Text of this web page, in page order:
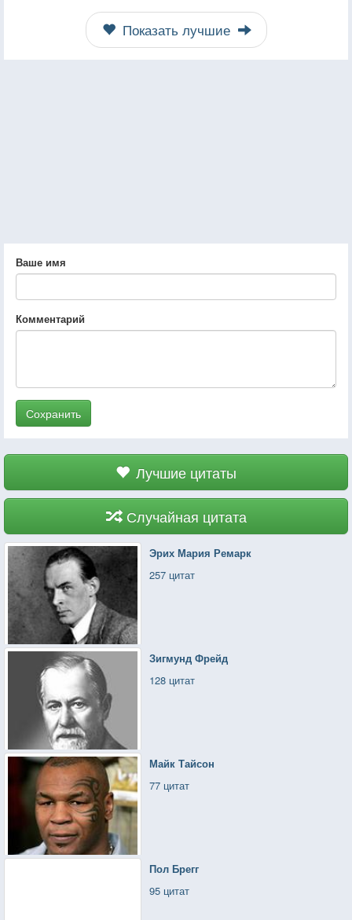
Показать лучшие
Ваше имя
Комментарий
Сохранить
Лучшие цитаты
Случайная цитата
Эрих Мария Ремарк
257 цитат
Зигмунд Фрейд
128 цитат
Майк Тайсон
77 цитат
Пол Брегг
95 цитат